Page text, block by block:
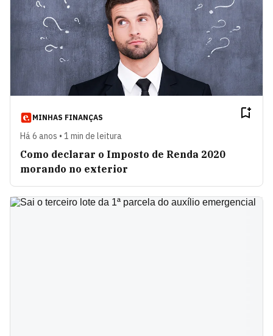
MINHAS FINANÇAS
Há 6 anos • 1 min de leitura
Como declarar o Imposto de Renda 2020
morando no exterior